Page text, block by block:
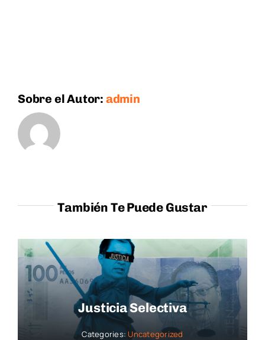
Sobre el Autor: admin
También Te Puede Gustar
Justicia Selectiva
Categories: Uncategorized